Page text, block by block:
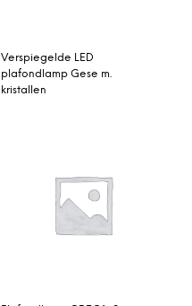
Verspiegelde LED
plafondlamp Gese m.
kristallen